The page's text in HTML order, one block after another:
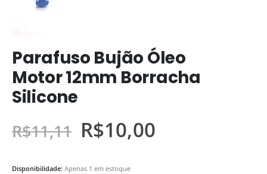
Parafuso Bujão Óleo
Motor 12mm Borracha
Silicone
R$11,11 R$10,00
Disponibilidade: Apenas 1 em estoque